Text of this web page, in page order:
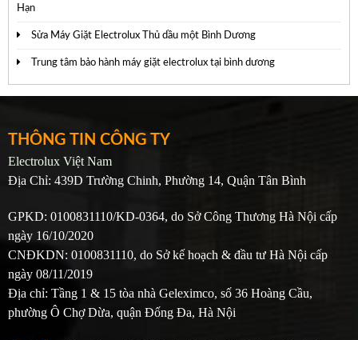
Hạn
Sửa Máy Giặt Electrolux Thủ dầu một Bình Dương
Trung tâm bảo hành máy giặt electrolux tại bình dương
THÔNG TIN CÔNG TY
Electrolux Việt Nam
Địa Chỉ: 439D Trường Chinh, Phường 14, Quận Tân Bình
GPKD: 0100831110/KD-0364, do Sở Công Thương Hà Nội cấp
ngày 16/10/2020
CNĐKDN: 0100831110, do Sở kế hoạch & đầu tư Hà Nội cấp
ngày 08/11/2019
Địa chỉ: Tầng 1 & 15 tòa nhà Geleximco, số 36 Hoàng Cầu,
phường Ô Chợ Dừa, quận Đống Đa, Hà Nội